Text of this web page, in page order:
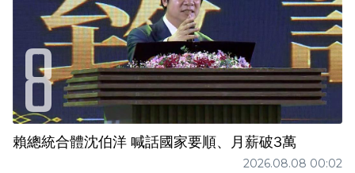
賴總統合體沈伯洋 喊話國家要順、月薪破3萬
2026.08.08 00:02